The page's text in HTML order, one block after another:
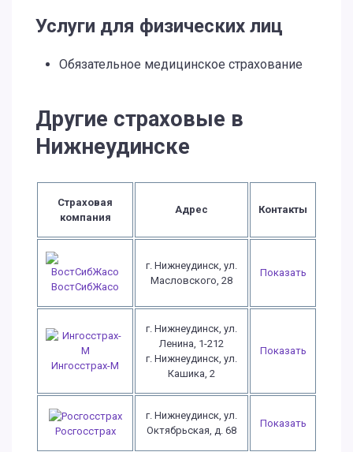
Услуги для физических лиц
Обязательное медицинское страхование
Другие страховые в
Нижнеудинске
Страховая
компания
Адрес Контакты
ВостСибЖасо
г. Нижнеудинск, ул.
Масловского, 28
Показать
Ингосстрах-М
г. Нижнеудинск, ул.
Ленина, 1-212
г. Нижнеудинск, ул.
Кашика, 2
Показать
Росгосстрах
г. Нижнеудинск, ул.
Октябрьская, д. 68
Показать